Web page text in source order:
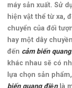
máy sản xuất. Sử
hiện vật thể từ xa,
chuyển của đối
hay một dây
đến cảm biến quang
khác nhau sẽ có
lựa chọn sản
biến quang điệnlà